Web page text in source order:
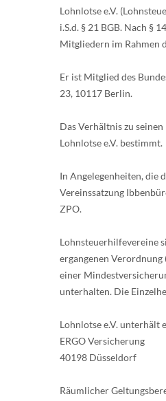
Lohnlotse e.V.
i.S.d. § 21 BGB. Nach §
Mitgliedern im Rahmen
Er ist Mitglied des
23, 10117 Berlin.
Das Verhältnis zu
Lohnlotse e.V. bestimmt.
In Angelegenheiten, die
Vereinssatzung
ZPO.
Lohnsteuerhilfevereine
ergangenen
einer
unterhalten. Die
Lohnlotse e.V. unterhält
ERGO Versicherung
40198 Düsseldorf
Räumlicher